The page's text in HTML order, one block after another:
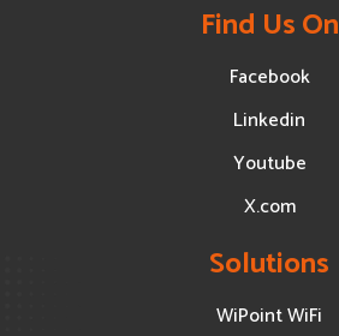
Find Us On
Facebook
Linkedin
Youtube
X.com
Solutions
WiPoint WiFi